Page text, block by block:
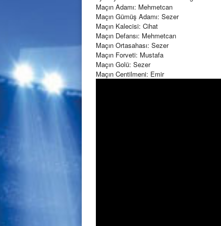
Maçın Adamı: Mehmetcan
Maçın Gümüş Adamı: Sezer
Maçın Kalecisi: Cihat
Maçın Defansı: Mehmetcan
Maçın Ortasahası: Sezer
Maçın Forveti: Mustafa
Maçın Golü: Sezer
Maçın Centilmeni: Emir